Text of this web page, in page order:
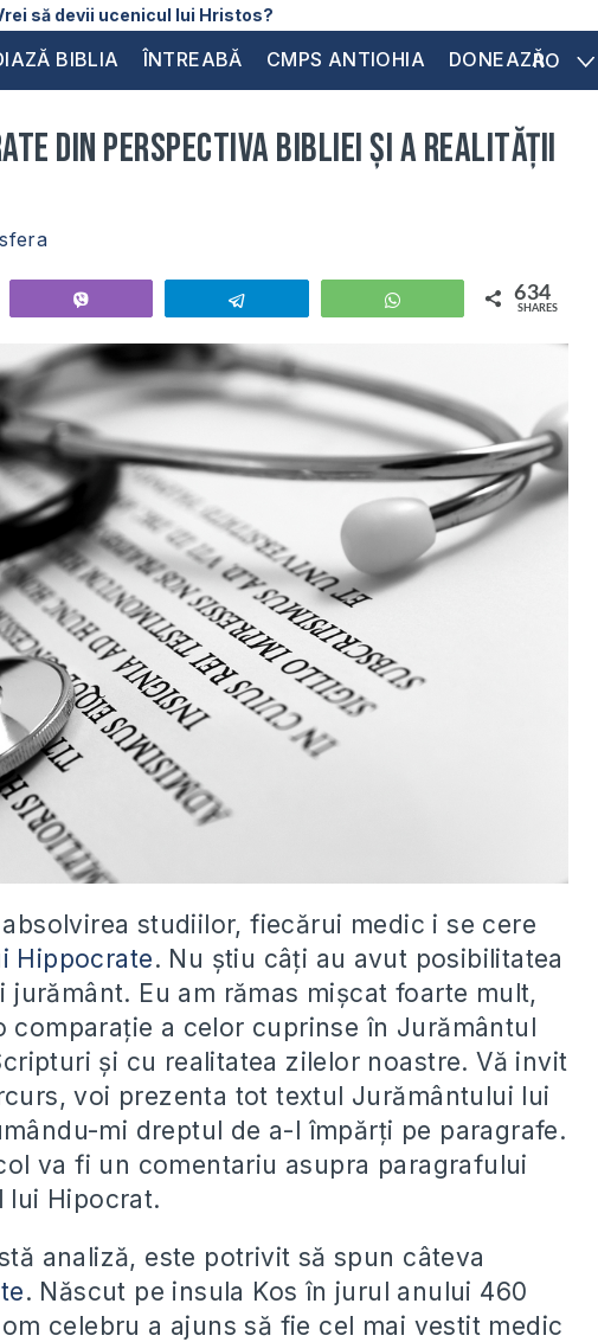
să devii ucenicul lui Hristos?
BIBLIA ÎNTREABĂ CMPS ANTIOHIA DONEAZĂRO
din perspectiva Bibliei şi a realităţii
WhatsApp 634
SHARES
studiilor, fiecărui medic i se cere
Hippocrate. Nu ştiu câţi au avut posibilitatea
jurământ. Eu am rămas mişcat foarte mult,
comparaţie a celor cuprinse în Jurământul
şi cu realitatea zilelor noastre. Vă invit
voi prezenta tot textul Jurământului lui
mi dreptul de a-l împărţi pe paragrafe.
va fi un comentariu asupra paragrafului
lui Hipocrat.
analiză, este potrivit să spun câteva
. Născut pe insula Kos în jurul anului 460
celebru a ajuns să fie cel mai vestit medic